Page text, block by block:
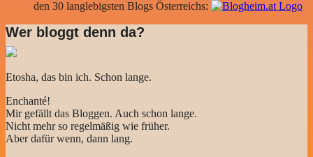
den 30 langlebigsten Blogs Österreichs:
Wer bloggt denn da?
Etosha, das bin ich. Schon lange.
Enchanté!
Mir gefällt das Bloggen. Auch schon lange.
Nicht mehr so regelmäßig wie früher.
Aber dafür wenn, dann lang.